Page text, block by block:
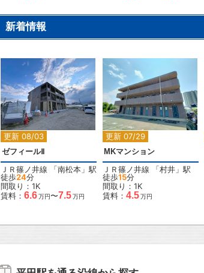
新着情報
更新 08/03
2 2
ゼフィールⅡ
ＪＲ篠ノ井線 「南松本 」駅
徒歩24分
間取り：1K
賃料： 6.6万円〜7.5万円
更新 07/29
2
MKマンション
ＪＲ篠ノ井線 「村井 」駅
徒歩15分
間取り：1K
賃料： 4.5万円